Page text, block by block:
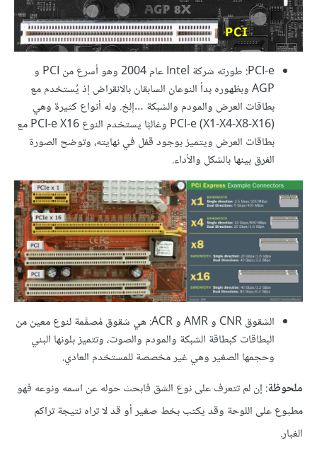
PCI-e: طورته شركة Intel عام 2004 وهو أسرع من PCI و
AGP وبظهوره بدأ النوعان السابقان بالانقراض إذ يُستخدم مع
بطاقات العرض والمودم والشبكة …إلخ. وله أنواع كثيرة وهي
PCI-e (X1-X4-X8-X16) وغالبًا يستخدم النوع PCI-e X16 مع
بطاقات العرض ويتميز بوجود قفل في نهايته، وتوضح الصورة
الفرق بينها بالشكل والأداء.
الشقوق CNR و AMR و ACR: هي شقوق مُصمَّمة لنوع معين من
البطاقات كبطاقة الشبكة والمودم والصوت، وتتميز بلونها البني
وحجمها الصغير وهي غير مخصصة للمستخدم العادي.
ملحوظة: إن لم تتعرف على نوع الشق فابحث حوله عن اسمه ونوعه فهو
مطبوع على اللوحة وقد يكتب بخط صغير أو قد لا تراه نتيجة تراكم
الغبار.